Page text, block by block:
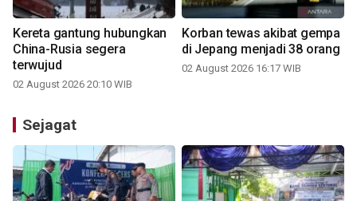
Kereta gantung hubungkan
China-Rusia segera
terwujud
02 August 2026 20:10 WIB
Korban tewas akibat gempa
di Jepang menjadi 38 orang
02 August 2026 16:17 WIB
Sejagat